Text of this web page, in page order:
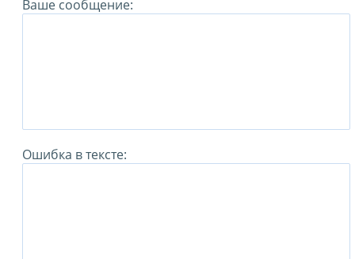
Ваше сообщение:
Ошибка в тексте: